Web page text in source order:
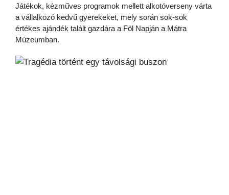
Játékok, kézműves programok mellett alkotóverseny várta
a vállalkozó kedvű gyerekeket, mely során sok-sok
értékes ajándék talált gazdára a Föl Napján a Mátra
Múzeumban.